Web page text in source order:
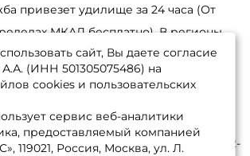
привезет удилище за 24 часа (От
МКАД бесплатно). В регионы
на следующий день после заказа.
удобнее онлайн, в интернет-магазине
Обработка занимает не более 30
нашим консультантам для получения
и оформления заказа: 8-495-532-
сайт, Вы даете согласие
(ИНН 501305075486) на
cookies и пользовательских
сервис веб-аналитики
предоставляемый компанией
119021, Россия, Москва, ул. Л.